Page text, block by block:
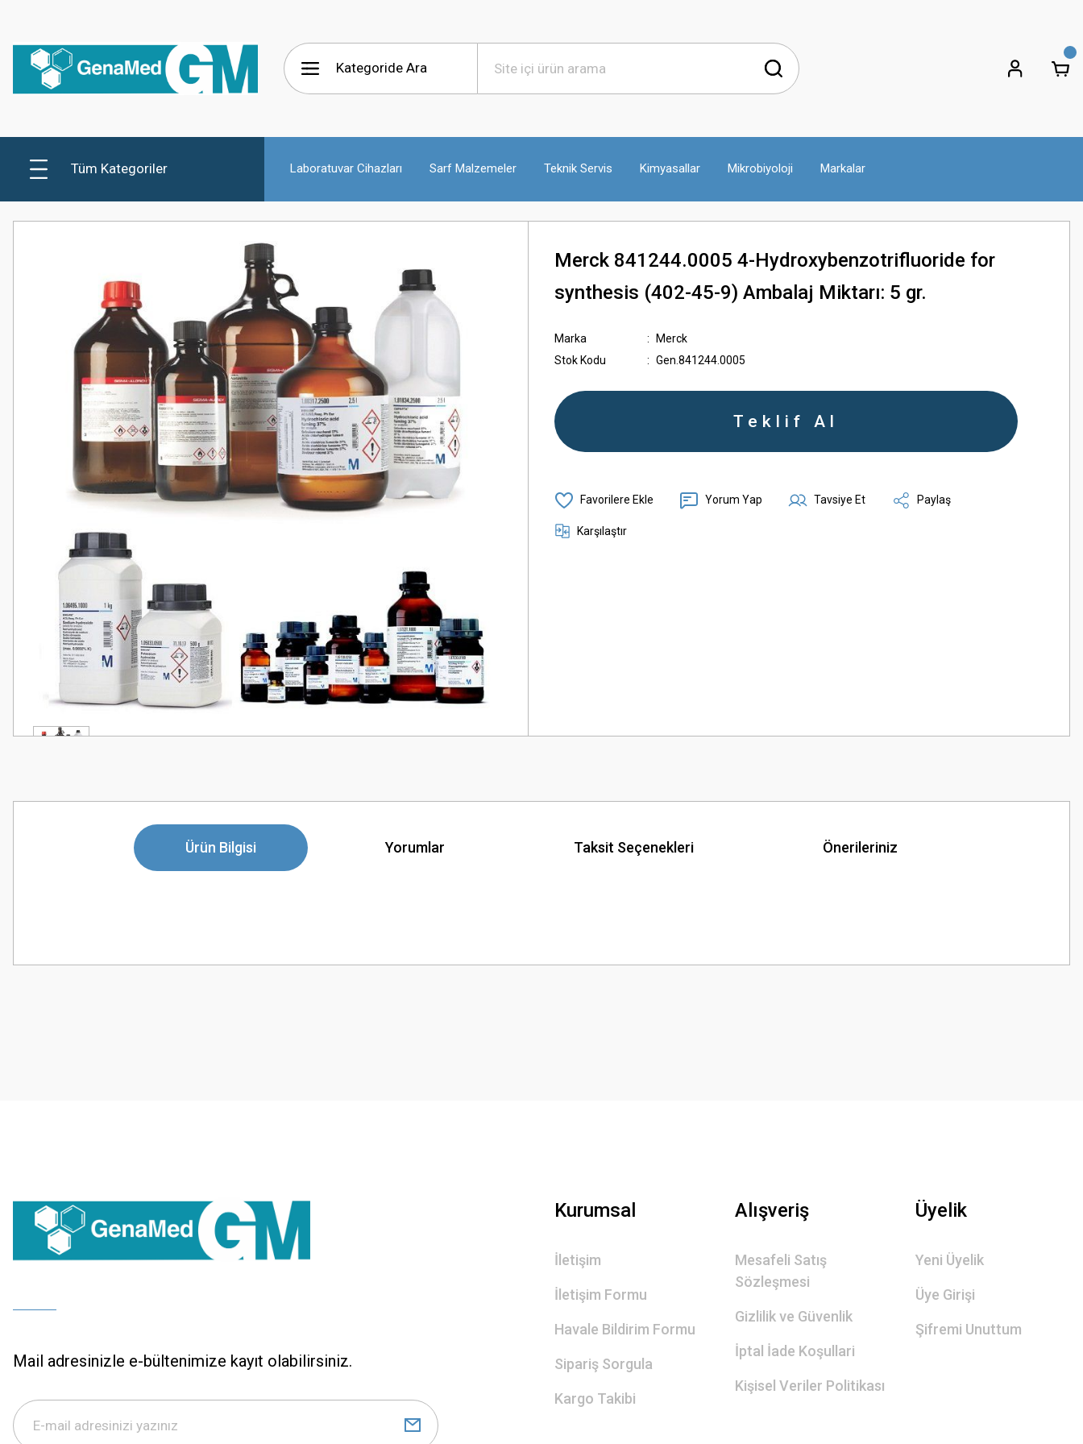
Tüm Kategoriler Laboratuvar Cihazları Sarf Malzemeler Teknik Servis Kimyasallar Mikrobiyoloji Markalar
Merck 841244.0005 4-Hydroxybenzotrifluoride for
synthesis (402-45-9) Ambalaj Miktarı: 5 gr.
Marka
Merck
Stok Kodu
Gen.841244.0005
Teklif Al
Yorum Yap Tavsiye Et Paylaş
Karşılaştır
Ürün Bilgisi Yorumlar Taksit Seçenekleri Önerileriniz
Mail adresinizle e-bültenimize kayıt olabilirsiniz.
Kurumsal
İletişim
İletişim Formu
Havale Bildirim Formu
Sipariş Sorgula
Kargo Takibi
Alışveriş
Mesafeli Satış
Sözleşmesi
Gizlilik ve Güvenlik
İptal İade Koşullari
Kişisel Veriler Politikası
Üyelik
Yeni Üyelik
Üye Girişi
Şifremi Unuttum